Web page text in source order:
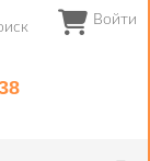
Войти